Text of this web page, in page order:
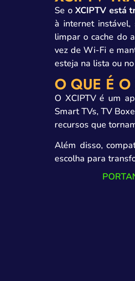
Se oXCIPTV está
à internet instável,
limpar o cache do
vez de Wi-Fi e
esteja na lista ou
O QUE É
O XCIPTV é um
Smart TVs, TV
recursos que
Além disso,
escolha para